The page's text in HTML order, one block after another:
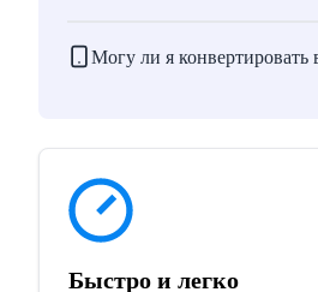
Могу ли я
Быстро и легко